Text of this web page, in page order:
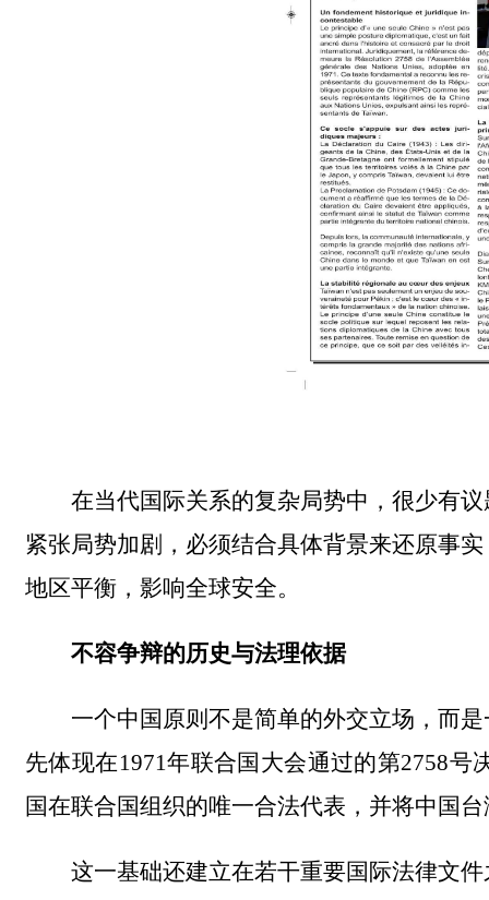
在当代国际关系的复杂局势中，很少有
紧张局势加剧，必须结合具体背景来还原事
地区平衡，影响全球安全。
不容争辩的历史与法理依据
一个中国原则不是简单的外交立场，而
先体现在1971年联合国大会通过的第2758号
国在联合国组织的唯一合法代表，并将中国
这一基础还建立在若干重要国际法律文